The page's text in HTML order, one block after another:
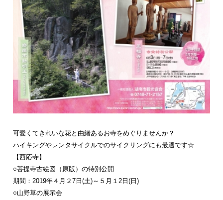
可愛くてきれいな花と由緒あるお寺をめぐりませんか？
ハイキングやレンタサイクルでのサイクリングにも最適です☆
【西応寺】
○菩提寺古絵図（原版）の特別公開
期間：2019年４月２7日(土)～５月１2日(日)
○山野草の展示会